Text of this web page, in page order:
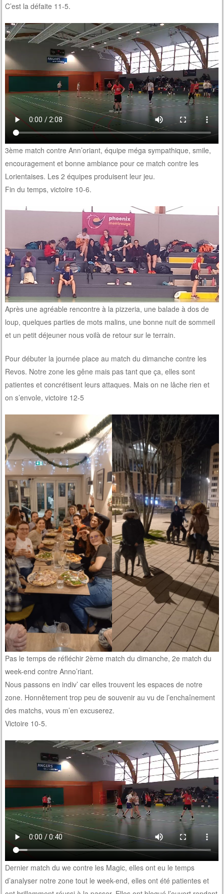
C’est la défaite 11-5.
3ème match contre Ann’oriant, équipe méga sympathique, smile,
encouragement et bonne ambiance pour ce match contre les
Lorientaises. Les 2 équipes produisent leur jeu.
Fin du temps, victoire 10-6.
Après une agréable rencontre à la pizzeria, une balade à dos de
loup, quelques parties de mots malins, une bonne nuit de sommeil
et un petit déjeuner nous voilà de retour sur le terrain.
Pour débuter la journée place au match du dimanche contre les
Revos. Notre zone les gêne mais pas tant que ça, elles sont
patientes et concrétisent leurs attaques. Mais on ne lâche rien et
on s’envole, victoire 12-5
Pas le temps de réfléchir 2ème match du dimanche, 2e match du
week-end contre Anno’riant.
Nous passons en indiv’ car elles trouvent les espaces de notre
zone. Honnêtement trop peu de souvenir au vu de l’enchaînement
des matchs, vous m’en excuserez.
Victoire 10-5.
Dernier match du we contre les Magic, elles ont eu le temps
d’analyser notre zone tout le week-end, elles ont été patientes et